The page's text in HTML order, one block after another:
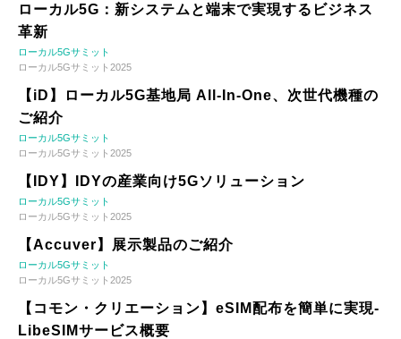
ローカル5G：新システムと端末で実現するビジネス
革新
ローカル5Gサミット
ローカル5Gサミット2025
【iD】ローカル5G基地局 All-In-One、次世代機種の
ご紹介
ローカル5Gサミット
ローカル5Gサミット2025
【IDY】IDYの産業向け5Gソリューション
ローカル5Gサミット
ローカル5Gサミット2025
【Accuver】展示製品のご紹介
ローカル5Gサミット
ローカル5Gサミット2025
【コモン・クリエーション】eSIM配布を簡単に実現-
LibeSIMサービス概要